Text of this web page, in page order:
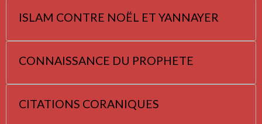
ISLAM CONTRE NOËL ET YANNAYER
CONNAISSANCE DU PROPHETE
CITATIONS CORANIQUES